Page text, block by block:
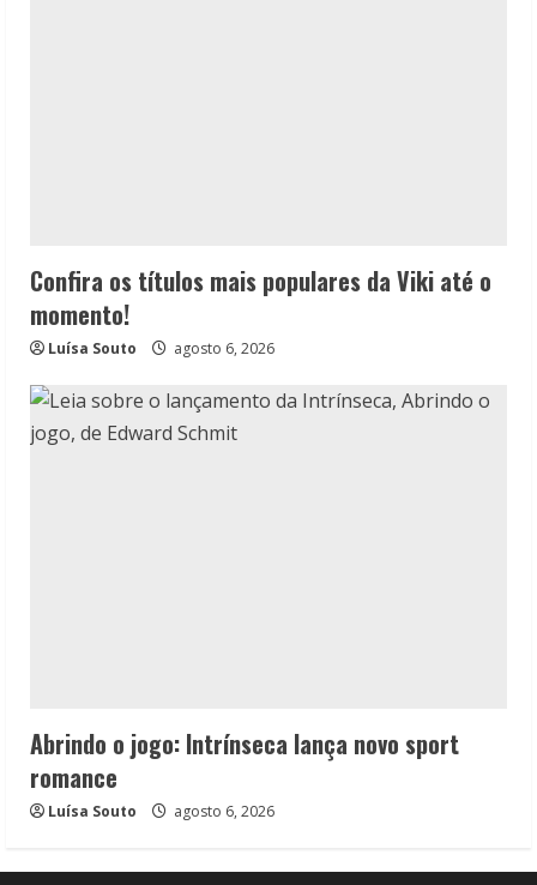
Confira os títulos mais populares da Viki até o
momento!
Luísa Souto agosto 6, 2026
Abrindo o jogo: Intrínseca lança novo sport
romance
Luísa Souto agosto 6, 2026